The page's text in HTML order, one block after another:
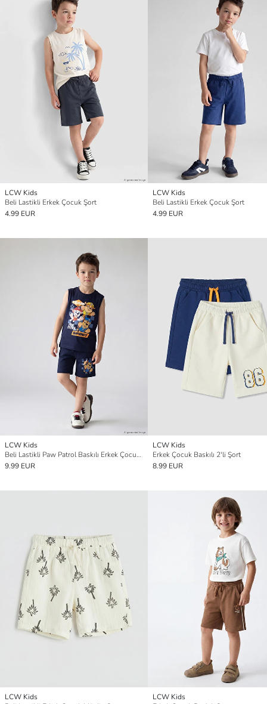
LCW Kids
Beli Lastikli Erkek Çocuk Şort
4.99 EUR
LCW Kids
Beli Lastikli Erkek Çocuk Şort
4.99 EUR
LCW Kids
Beli Lastikli Paw Patrol Baskılı Erkek Çocuk Şort
9.99 EUR
LCW Kids
Erkek Çocuk Baskılı 2'li Şort
8.99 EUR
LCW Kids
LCW Kids